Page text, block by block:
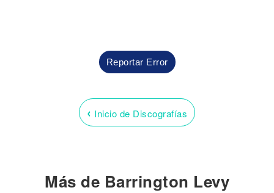
Reportar Error
‹ Inicio de Discografías
Más de Barrington Levy